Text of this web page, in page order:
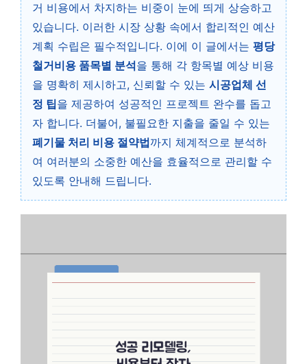
거 비용에서 차지하는 비중이 눈에 띄게 상승하고
있습니다. 이러한 시장 상황 속에서 합리적인 예산
계획 수립은 필수적입니다. 이에 이 글에서는 평당
철거비용 품목별 분석을 통해 각 항목별 예상 비용
을 명확히 제시하고, 신뢰할 수 있는 시공업체 선
정 팁을 제공하여 성공적인 프로젝트 완수를 돕고
자 합니다. 더불어, 불필요한 지출을 줄일 수 있는
폐기물 처리 비용 절약법까지 체계적으로 분석하
여 여러분의 소중한 예산을 효율적으로 관리할 수
있도록 안내해 드립니다.